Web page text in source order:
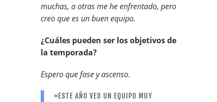
muchas, a otras me he enfrentado, pero
creo que es un buen equipo.
¿Cuáles pueden ser los objetivos de
la temporada?
Espero que fase y ascenso.
«ESTE AÑO VEO UN EQUIPO MUY